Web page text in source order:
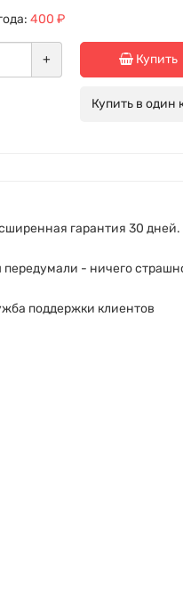
400 ₽
+ Купить
Купить в один
гарантия 30 дней.
передумали - ничего
поддержки клиентов